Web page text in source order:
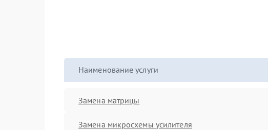
Наименование услуги
Замена матрицы
Замена микросхемы усилителя